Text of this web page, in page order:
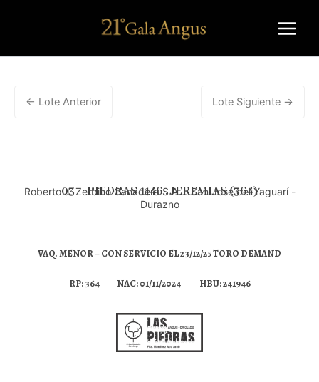
← Lote Anterior Lote Siguiente →
03 – PIEDRAS 1146 . JEREMIAS (364)
Roberto J. Zerbino Ganadera S.A. - San José del Yaguarí -
Durazno
VAQ. MENOR – CON SERVICIO EL 23/12/25 TORO DEMAND
RP: 364 NAC: 01/11/2024 HBU: 241946